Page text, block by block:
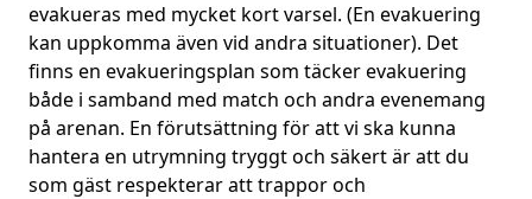
evakueras med mycket kort varsel. (En evakuering
kan uppkomma även vid andra situationer). Det
finns en evakueringsplan som täcker evakuering
både i samband med match och andra evenemang
på arenan. En förutsättning för att vi ska kunna
hantera en utrymning tryggt och säkert är att du
som gäst respekterar att trappor och